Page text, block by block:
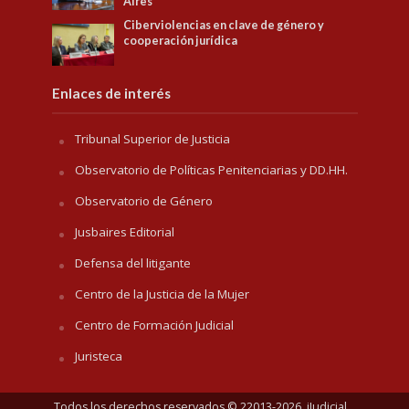
Ciberviolencias en clave de género y
cooperación jurídica
Enlaces de interés
Tribunal Superior de Justicia
Observatorio de Políticas Penitenciarias y DD.HH.
Observatorio de Género
Jusbaires Editorial
Defensa del litigante
Centro de la Justicia de la Mujer
Centro de Formación Judicial
Juristeca